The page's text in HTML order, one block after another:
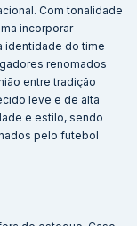
Com tonalidade
incorporar
identidade do time
renomados
entre tradição
leve e de alta
e estilo, sendo
pelo futebol